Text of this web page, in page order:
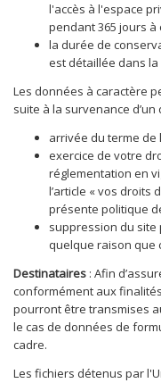
l'accès à l'espace
pendant 365 jours à
la durée de
est détaillée dans la
Les données à caractère
suite à la survenance
arrivée du terme de
exercice de votre
réglementation en
l’article « vos droits
présente politique
suppression du site
quelque raison que
Destinataires : Afin
conformément aux
pourront être transmises
le cas de données de
cadre.
Les fichiers détenus par